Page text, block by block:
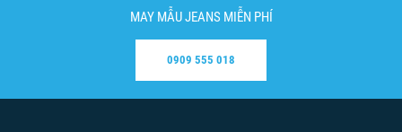
MAY MẪU JEANS MIỄN PHÍ
0909 555 018